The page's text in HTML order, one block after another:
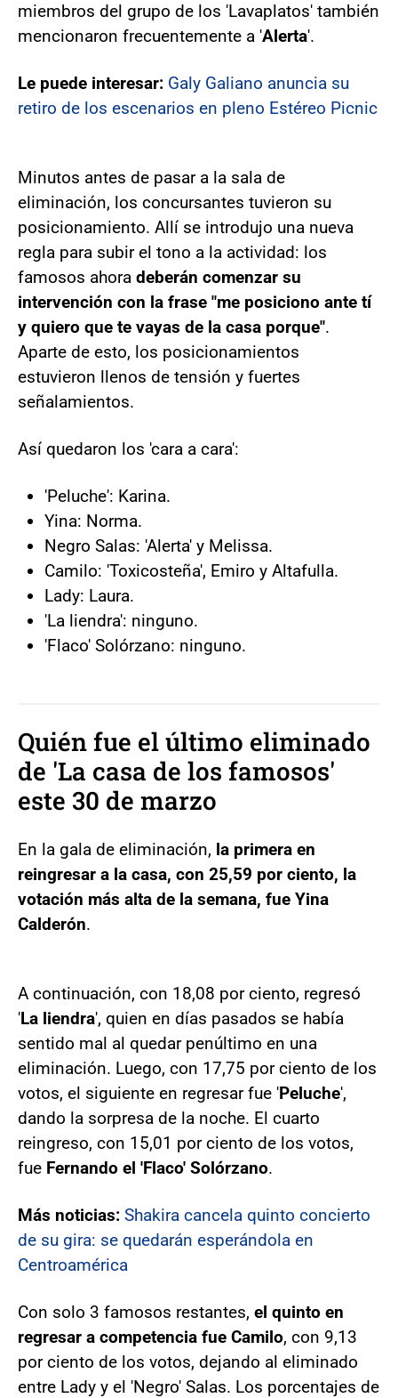
miembros del grupo de los 'Lavaplatos' también
mencionaron frecuentemente a 'Alerta'.
Le puede interesar: Galy Galiano anuncia su
retiro de los escenarios en pleno Estéreo Picnic
Minutos antes de pasar a la sala de
eliminación, los concursantes tuvieron su
posicionamiento. Allí se introdujo una nueva
regla para subir el tono a la actividad: los
famosos ahora deberán comenzar su
intervención con la frase "me posiciono ante tí
y quiero que te vayas de la casa porque".
Aparte de esto, los posicionamientos
estuvieron llenos de tensión y fuertes
señalamientos.
Así quedaron los 'cara a cara':
'Peluche': Karina.
Yina: Norma.
Negro Salas: 'Alerta' y Melissa.
Camilo: 'Toxicosteña', Emiro y Altafulla.
Lady: Laura.
'La liendra': ninguno.
'Flaco' Solórzano: ninguno.
Quién fue el último eliminado
de 'La casa de los famosos'
este 30 de marzo
En la gala de eliminación, la primera en
reingresar a la casa, con 25,59 por ciento, la
votación más alta de la semana, fue Yina
Calderón.
A continuación, con 18,08 por ciento, regresó
'La liendra', quien en días pasados se había
sentido mal al quedar penúltimo en una
eliminación. Luego, con 17,75 por ciento de los
votos, el siguiente en regresar fue 'Peluche',
dando la sorpresa de la noche. El cuarto
reingreso, con 15,01 por ciento de los votos,
fue Fernando el 'Flaco' Solórzano.
Más noticias: Shakira cancela quinto concierto
de su gira: se quedarán esperándola en
Centroamérica
Con solo 3 famosos restantes, el quinto en
regresar a competencia fue Camilo, con 9,13
por ciento de los votos, dejando al eliminado
entre Lady y el 'Negro' Salas. Los porcentajes de